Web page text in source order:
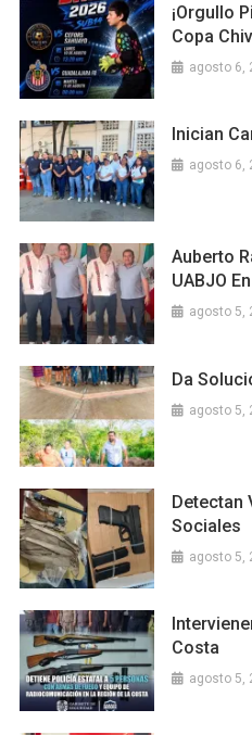
¡Orgullo
Copa
agosto 6,
Inician
agosto 6,
Auberto
UABJO
agosto 5,
Da
agosto 5,
Detectan
Sociales
agosto 5,
Costa
agosto 5,